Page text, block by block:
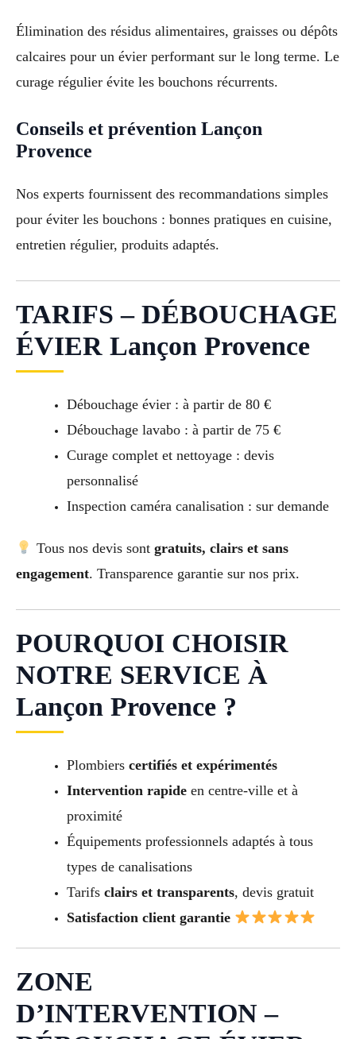
Élimination des résidus alimentaires, graisses ou dépôts
calcaires pour un évier performant sur le long terme. Le
curage régulier évite les bouchons récurrents.
Conseils et prévention Lançon
Provence
Nos experts fournissent des recommandations simples
pour éviter les bouchons : bonnes pratiques en cuisine,
entretien régulier, produits adaptés.
TARIFS – DÉBOUCHAGE
ÉVIER Lançon Provence
Débouchage évier : à partir de 80 €
Débouchage lavabo : à partir de 75 €
Curage complet et nettoyage : devis
personnalisé
Inspection caméra canalisation : sur demande
Tous nos devis sont gratuits, clairs et sans
engagement. Transparence garantie sur nos prix.
POURQUOI CHOISIR
NOTRE SERVICE À
Lançon Provence ?
Plombiers certifiés et expérimentés
Intervention rapideen centre-ville et à
proximité
Équipements professionnels adaptés à tous
types de canalisations
Tarifs clairs et transparents, devis gratuit
Satisfaction client garantie
ZONE
D’INTERVENTION –